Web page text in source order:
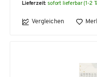
Lieferzeit: sofort lieferbar (1-2
Vergleichen